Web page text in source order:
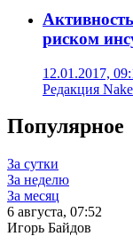
риском
12.01.2017,
Редакция
Популярное
За сутки
За неделю
За месяц
6 августа, 07:52
Игорь Байдов